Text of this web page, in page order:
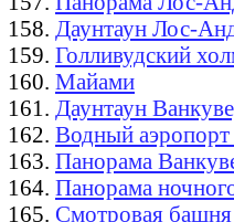
Даунтаун Лос-
Голливудский
Майами
Даунтаун
Водный аэропорт
Панорама
Панорама
Смотровая